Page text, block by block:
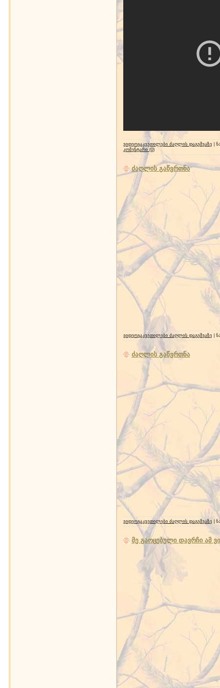
ვიდეოგაკვეთილები ძაღლის დაგეშვაზე |
კომენტარი (0)
ძაღლის გაწვრთნა
ვიდეოგაკვეთილები ძაღლის დაგეშვაზე |
ძაღლის გაწვრთნა
ვიდეოგაკვეთილები ძაღლის დაგეშვაზე |
მე გაოცებული დავრჩი ამ